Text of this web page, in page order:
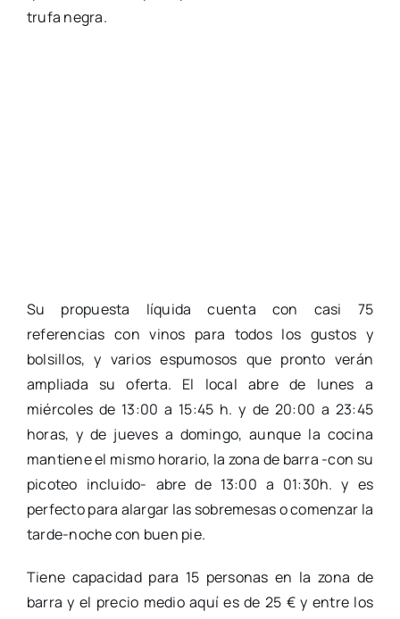
trufa negra.
Su propuesta líquida cuenta con casi 75
referencias con vinos para todos los gustos y
bolsillos, y varios espumosos que pronto verán
ampliada su oferta. El local abre de lunes a
miércoles de 13:00 a 15:45 h. y de 20:00 a 23:45
horas, y de jueves a domingo, aunque la cocina
mantiene el mismo horario, la zona de barra -con su
picoteo incluido- abre de 13:00 a 01:30h. y es
perfecto para alargar las sobremesas o comenzar la
tarde-noche con buen pie.
Tiene capacidad para 15 personas en la zona de
barra y el precio medio aquí es de 25 € y entre los